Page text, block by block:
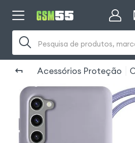
Pesquisa de produtos,
Acessórios Proteção